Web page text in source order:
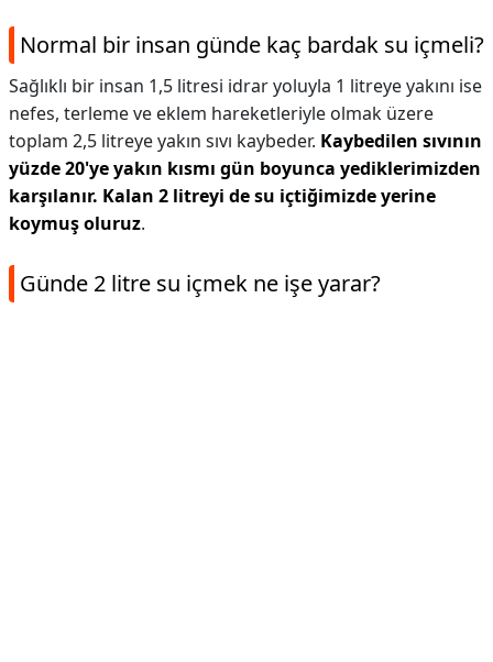
Normal bir insan günde kaç bardak su içmeli?
Sağlıklı bir insan 1,5 litresi idrar yoluyla 1 litreye yakını ise
nefes, terleme ve eklem hareketleriyle olmak üzere
toplam 2,5 litreye yakın sıvı kaybeder. Kaybedilen sıvının
yüzde 20'ye yakın kısmı gün boyunca yediklerimizden
karşılanır. Kalan 2 litreyi de su içtiğimizde yerine
koymuş oluruz.
Günde 2 litre su içmek ne işe yarar?